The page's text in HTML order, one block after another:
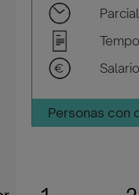
Personas con